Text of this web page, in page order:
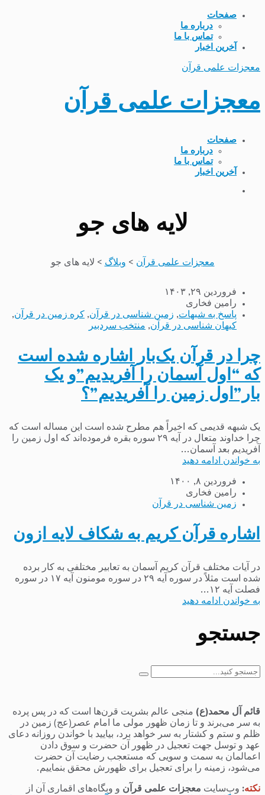
صفحات
درباره ما
تماس با ما
آخرین اخبار
معجزات علمی قرآن
معجزات علمی قرآن
صفحات
درباره ما
تماس با ما
آخرین اخبار
لایه های جو
معجزات علمی قرآن > وبلاگ > لایه های جو
فروردین ۲۹, ۱۴۰۳
رامین فخاری
پاسخ به شبهات, زمین شناسی در قرآن, کره زمین در قرآن,
کیهان شناسی در قرآن, منتخب سردبیر
چرا در قرآن یک‌بار اشاره شده است
که “اول آسمان را آفریدیم”و یک
بار”اول زمین را آفریدیم”؟
یک شبهه قدیمی که اخیراً هم مطرح شده است این مساله است که
چرا خداوند متعال در آیه ۲۹ سوره بقره فرموده‌اند که اول زمین را
آفریدیم بعد آسمان...
به خواندن ادامه دهید
فروردین ۸, ۱۴۰۰
رامین فخاری
زمین شناسی در قرآن
اشاره قرآن کریم به شکاف لایه ازون
در آیات مختلف قرآن کریم آسمان به تعابیر مختلفی به کار برده
شده است مثلاً در سوره آیه ۲۹ در سوره مومنون آیه ۱۷ در سوره
فصلت آیه ۱۲...
به خواندن ادامه دهید
جستجو
جستجو
قائم آل محمد(ع) منجی عالم بشریت قرن‌ها است که در پس پرده
به سر می‌برند و تا زمان ظهور مولی ما امام عصر(عج) زمین در
ظلم و ستم و کشتار به سر خواهد برد، بیایید با خواندن روزانه دعای
عهد و توسل جهت تعجیل در ظهور آن حضرت و سوق دادن
اعمالمان به سمت و سویی که مستعجب رضایت آن حضرت
می‌شود، زمینه را برای تعجیل برای ظهورش محقق بنماییم.
نکته: وب‌سایت معجزات علمی قرآن و وبگاه‌های اقماری آن از